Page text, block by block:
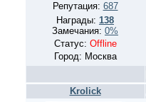
Репутация: 687
Награды: 138
Замечания: 0%
Статус: Offline
Город: Москва
Krolick